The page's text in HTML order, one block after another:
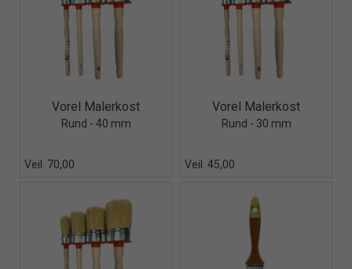
Quick View+
Vorel Malerkost
Rund - 40 mm
Veil. 70,00
Quick View+
Vorel Malerkost
Rund - 30 mm
Veil. 45,00